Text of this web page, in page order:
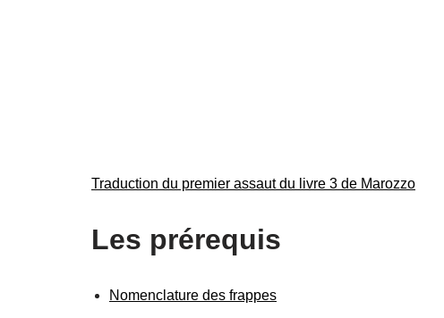
Traduction du premier assaut du livre 3 de Marozzo
Les prérequis
Nomenclature des frappes